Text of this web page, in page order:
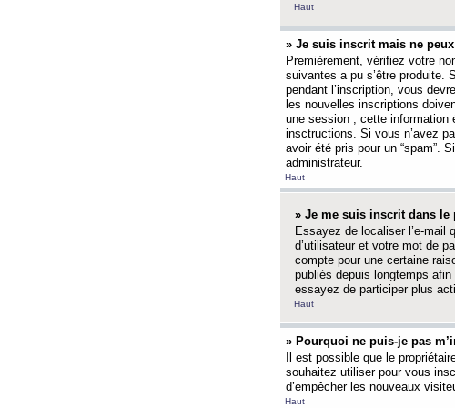
Haut
» Je suis inscrit mais ne
Premièrement, vérifiez votre
suivantes a pu s’être produite.
pendant l’inscription, vous
les nouvelles inscriptions
une session ; cette information
insctructions. Si vous n’avez
avoir été pris pour un “spam”.
administrateur.
Haut
» Je me suis inscrit dans le
Essayez de localiser l’e-
d’utilisateur et votre mot de
compte pour une certaine
publiés depuis longtemps
essayez de participer plus
Haut
» Pourquoi ne puis-je pas
Il est possible que le
souhaitez utiliser pour vous
d’empêcher les nouveaux
Haut